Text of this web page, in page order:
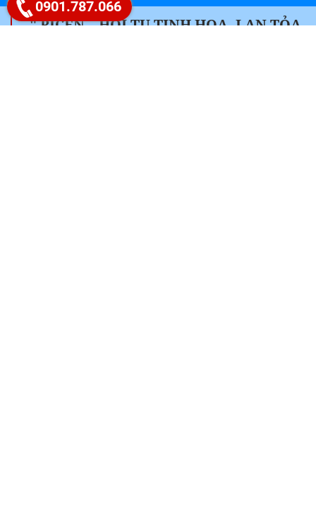
" PICEN – HỘI TỤ TINH HOA, LAN TỎA
0901.787.066